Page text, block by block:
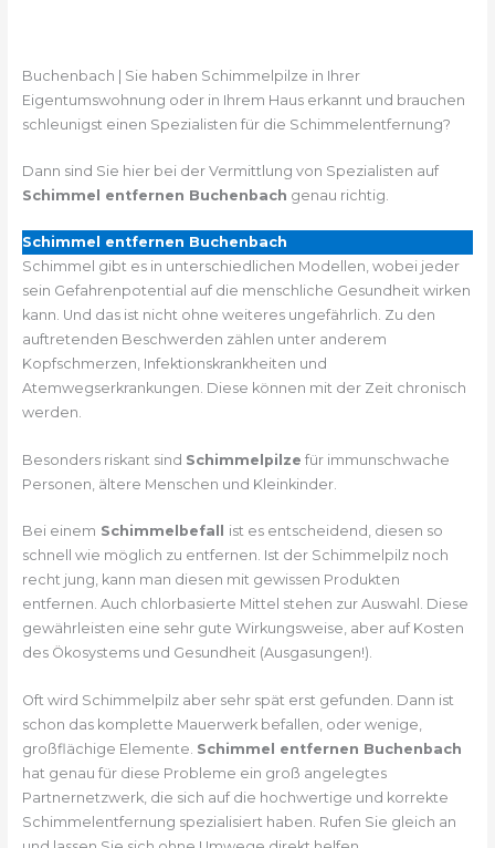
Buchenbach | Sie haben Schimmelpilze in Ihrer
Eigentumswohnung oder in Ihrem Haus erkannt und brauchen
schleunigst einen Spezialisten für die Schimmelentfernung?
Dann sind Sie hier bei der Vermittlung von Spezialisten auf
Schimmel entfernen Buchenbach genau richtig.
Schimmel entfernen Buchenbach
Schimmel gibt es in unterschiedlichen Modellen, wobei jeder
sein Gefahrenpotential auf die menschliche Gesundheit wirken
kann. Und das ist nicht ohne weiteres ungefährlich. Zu den
auftretenden Beschwerden zählen unter anderem
Kopfschmerzen, Infektionskrankheiten und
Atemwegserkrankungen. Diese können mit der Zeit chronisch
werden.
Besonders riskant sind Schimmelpilze für immunschwache
Personen, ältere Menschen und Kleinkinder.
Bei einem Schimmelbefall ist es entscheidend, diesen so
schnell wie möglich zu entfernen. Ist der Schimmelpilz noch
recht jung, kann man diesen mit gewissen Produkten
entfernen. Auch chlorbasierte Mittel stehen zur Auswahl. Diese
gewährleisten eine sehr gute Wirkungsweise, aber auf Kosten
des Ökosystems und Gesundheit (Ausgasungen!).
Oft wird Schimmelpilz aber sehr spät erst gefunden. Dann ist
schon das komplette Mauerwerk befallen, oder wenige,
großflächige Elemente. Schimmel entfernen Buchenbach
hat genau für diese Probleme ein groß angelegtes
Partnernetzwerk, die sich auf die hochwertige und korrekte
Schimmelentfernung spezialisiert haben. Rufen Sie gleich an